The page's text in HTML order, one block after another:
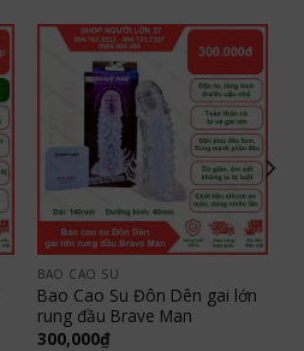
BAO CAO SU
Bao Cao Su Đôn Dên gai lớn
rung đầu Brave Man
300,000₫